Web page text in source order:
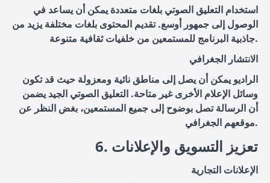
استخدام التعليق الصوتي بلغات متعددة يمكن أن يساعد في
الوصول إلى جمهور أوسع. تقديم المحتوى بلغات مختلفة يزيد من
جاذبية البرنامج للمستمعين من خلفيات ثقافية متنوعة.
الانتشار الجغرافي
الراديو يمكن أن يصل إلى مناطق نائية ومعزولة حيث قد تكون
وسائل الإعلام الأخرى غير متاحة. التعليق الصوتي الجيد يضمن
أن الرسالة تصل بوضوح إلى جميع المستمعين، بغض النظر عن
موقعهم الجغرافي.
6. تعزيز التسويق والإعلانات
الإعلانات التجارية